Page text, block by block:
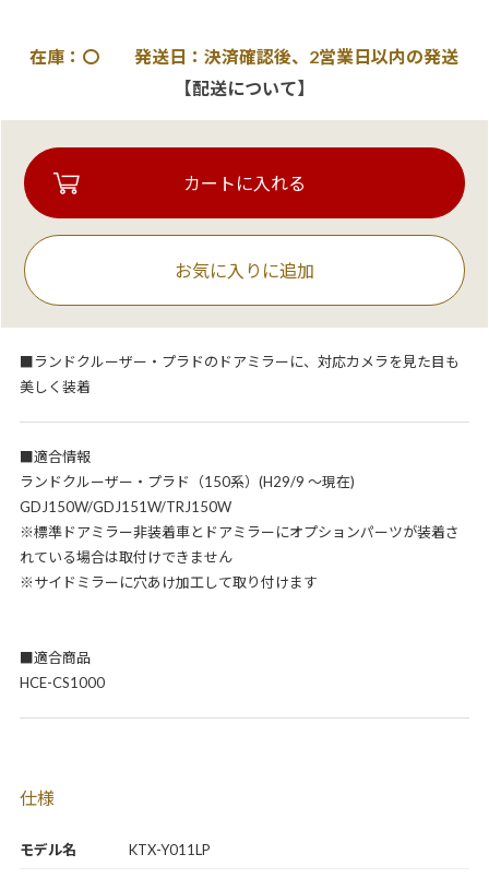
モデル名 KTX-Y011LP
在庫：〇 発送日：決済確認後、2営業日以内の発送
【配送について】
お気に入りに追加
■ランドクルーザー・プラドのドアミラーに、対応カメラを見た目も
美しく装着
■適合情報
ランドクルーザー・プラド（150系）(H29/9 ～現在)
GDJ150W/GDJ151W/TRJ150W
※標準ドアミラー非装着車とドアミラーにオプションパーツが装着さ
れている場合は取付けできません
※サイドミラーに穴あけ加工して取り付けます
■適合商品
HCE-CS1000
仕様